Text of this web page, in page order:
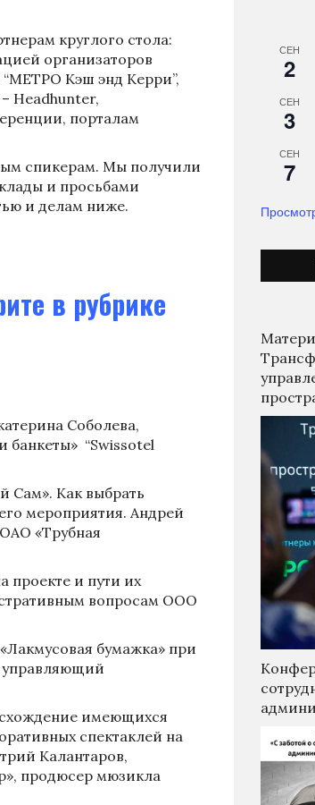
круглого стола:
организаторов
“МЕТРО Кэш энд Керри”,
Headhunter,
порталам
спикерам. Мы получили
и просьбами
и делам ниже.
в рубрике
Соболева,
“Swissotel
Сам». Как выбрать
мероприятия. Андрей
«Трубная
проекте и пути их
вопросам ООО
бумажка» при
управляющий
имеющихся
спектаклей на
Калантаров,
продюсер мюзикла
СЕН
2
СЕН
3
СЕН
7